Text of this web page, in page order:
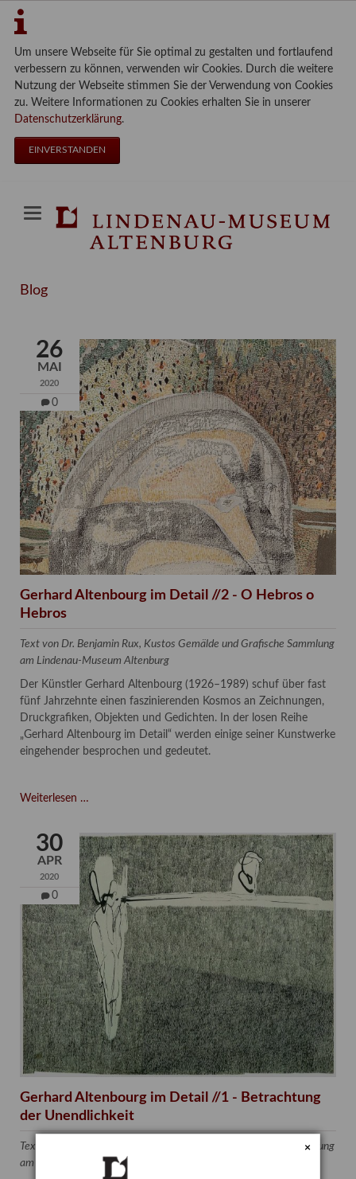
Um unsere Webseite für Sie optimal zu gestalten und fortlaufend
verbessern zu können, verwenden wir Cookies. Durch die weitere
Nutzung der Webseite stimmen Sie der Verwendung von Cookies
zu. Weitere Informationen zu Cookies erhalten Sie in unserer
Datenschutzerklärung.
EINVERSTANDEN
Blog
26
MAI
2020
0
Gerhard Altenbourg im Detail //2 - O Hebros o
Hebros
Text von Dr. Benjamin Rux, Kustos Gemälde und Grafische Sammlung
am Lindenau-Museum Altenburg
Der Künstler Gerhard Altenbourg (1926–1989) schuf über fast
fünf Jahrzehnte einen faszinierenden Kosmos an Zeichnungen,
Druckgrafiken, Objekten und Gedichten. In der losen Reihe
„Gerhard Altenbourg im Detail“ werden einige seiner Kunstwerke
eingehender besprochen und gedeutet.
Weiterlesen …Gerhard
Detail
//2
-
O
Hebros
o
Hebros
30
APR
2020
0
Gerhard Altenbourg im Detail //1 - Betrachtung
der Unendlichkeit
Text von Dr. Benjamin Rux, Kustos Gemälde und Grafische Sammlung
am Lindenau-Museum Altenburg
×